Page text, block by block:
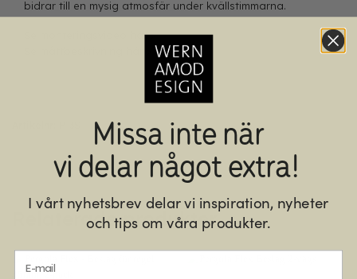
bidrar till en mysig atmosfär under kvällstimmarna.
Se monteringsvideo här >
Relaterade produkter
Missa inte när
vi delar något extra!
I vårt nyhetsbrev delar vi inspiration, nyheter
och tips om våra produkter.
E-mail